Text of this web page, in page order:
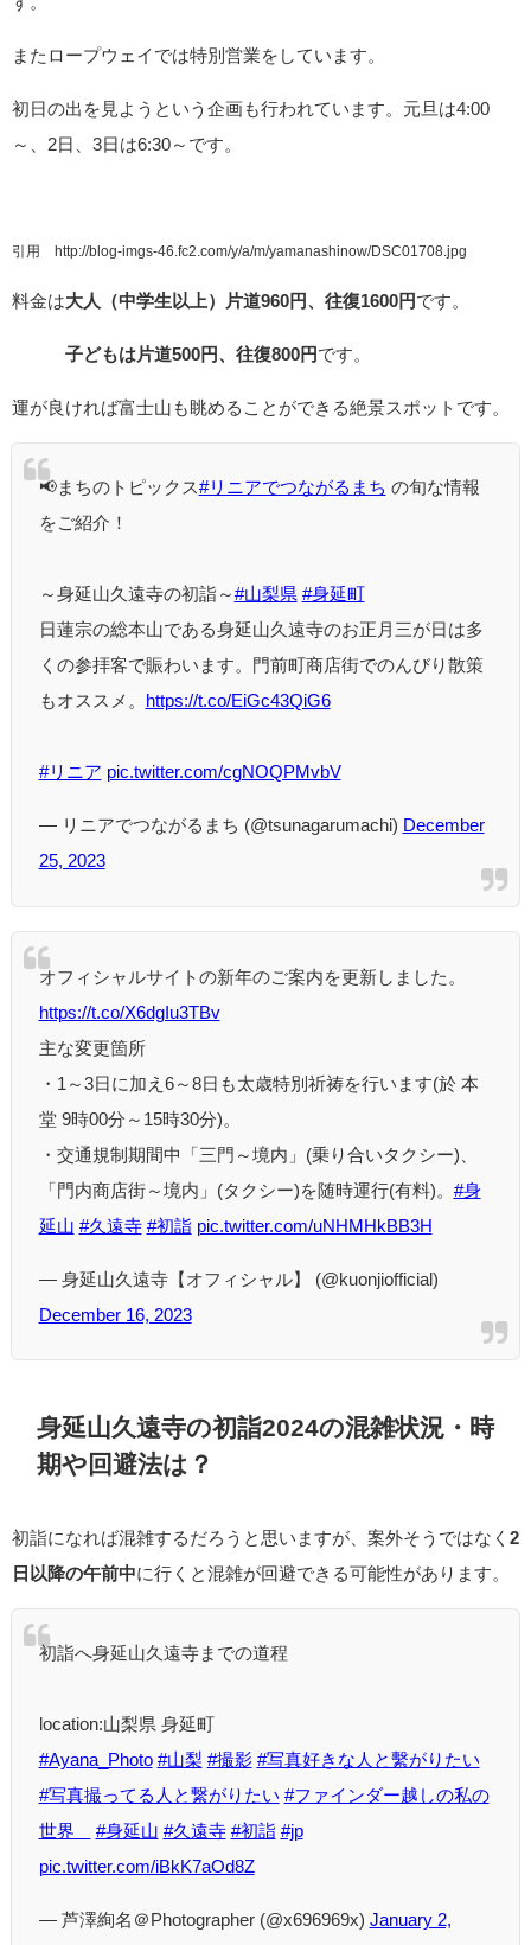
またロープウェイでは特別営業をしています。
初日の出を見ようという企画も行われています。元旦は4:00
～、2日、3日は6:30～です。
引用 http://blog-imgs-46.fc2.com/y/a/m/yamanashinow/DSC01708.jpg
料金は大人（中学生以上）片道960円、往復1600円 です。
子どもは片道500円、往復800円 です。
運が良ければ富士山も眺めることができる絶景スポットです。
📢まちのトピックス#リニアでつながるまち の旬な情報
をご紹介！
～身延山久遠寺の初詣～ #山梨県 #身延町
日蓮宗の総本山である身延山久遠寺のお正月三が日は多
くの参拝客で賑わいます。門前町商店街でのんびり散策
もオススメ。
https://t.co/EiGc43QiG6
#リニア pic.twitter.com/cgNOQPMvbV
— リニアでつながるまち (@tsunagarumachi) December
25, 2023
オフィシャルサイトの新年のご案内を更新しました。
https://t.co/X6dgIu3TBv
主な変更箇所
・1～3日に加え6～8日も太歳特別祈祷を行います(於 本
堂 9時00分～15時30分)。
・交通規制期間中「三門～境内」(乗り合いタクシー)、
「門内商店街～境内」(タクシー)を随時運行(有料)。 #身
延山 #久遠寺 #初詣 pic.twitter.com/uNHMHkBB3H
— 身延山久遠寺【オフィシャル】 (@kuonjiofficial)
December 16, 2023
身延山久遠寺の初詣2024の混雑状況・時
期や回避法は？
初詣になれば混雑するだろうと思いますが、案外そうではなく 2
日以降の午前中に行くと混雑が回避できる可能性があります。
初詣へ身延山久遠寺までの道程
location:山梨県 身延町
#Ayana_Photo #山梨 #撮影 #写真好きな人と繫がりたい
#写真撮ってる人と繋がりたい #ファインダー越しの私の
世界ᅠ
#身延山 #久遠寺 #初詣 #jp
pic.twitter.com/iBkK7aOd8Z
— 芦澤絢名＠Photographer (@x696969x) January 2,